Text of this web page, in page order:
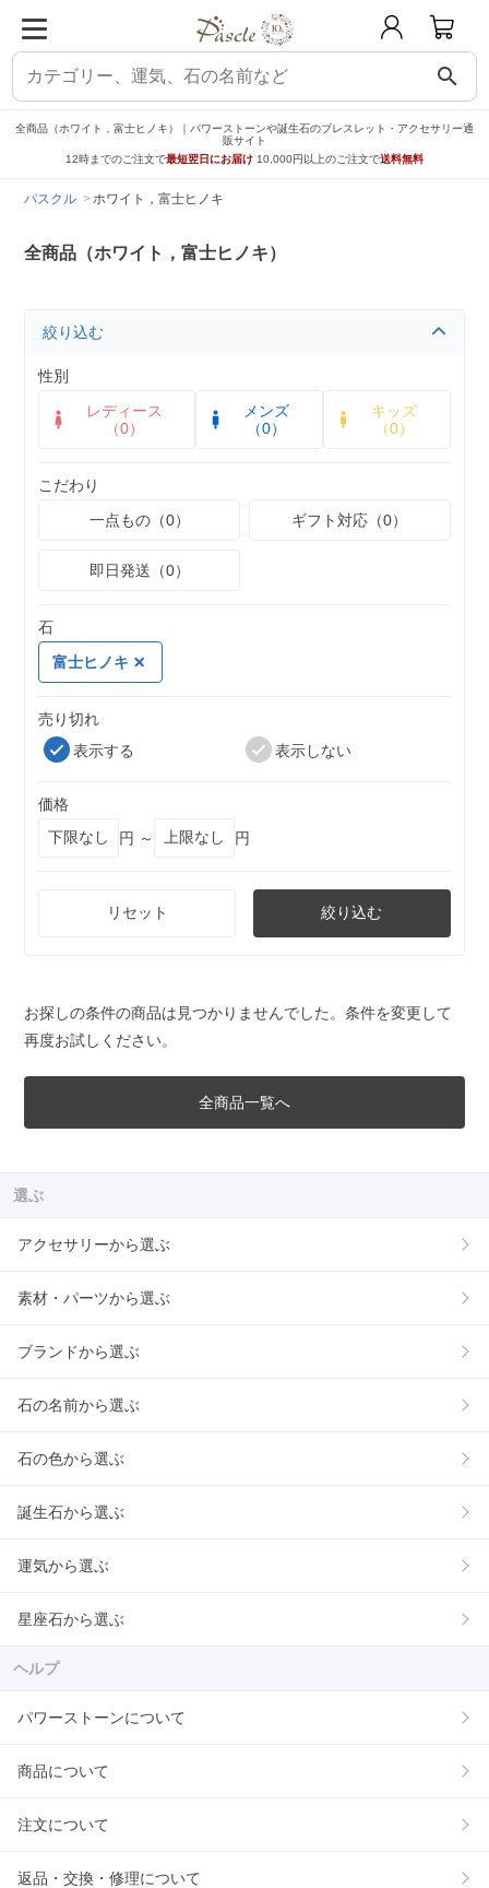
search
全商品（ホワイト，富士ヒノキ）｜パワーストーンや誕生石のブレスレット・アクセサリー通
販サイト
12時までのご注文で最短翌日にお届け 10,000円以上のご注文で送料無料
パスクル ホワイト，富士ヒノキ
全商品（ホワイト，富士ヒノキ）
絞り込む
性別
レディース
（0）
メンズ
（0）
キッズ
（0）
こだわり
一点もの（0）
ギフト対応（0）
即日発送（0）
石
富士ヒノキ
売り切れ
表示する
表示しない
価格
円 ～
円
リセット 絞り込む
お探しの条件の商品は見つかりませんでした。条件を変更して
再度お試しください。
全商品一覧へ
選ぶ
アクセサリーから選ぶ
素材・パーツから選ぶ
ブランドから選ぶ
石の名前から選ぶ
石の色から選ぶ
誕生石から選ぶ
運気から選ぶ
星座石から選ぶ
ヘルプ
パワーストーンについて
商品について
注文について
返品・交換・修理について